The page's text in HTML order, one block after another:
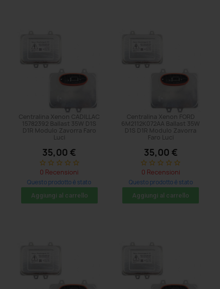
Centralina Xenon CADILLAC
15782392 Ballast 35W D1S
D1R Modulo Zavorra Faro
Luci
35,00 €
star_border star_border star_border star_border star_border
0 Recensioni
Questo prodotto è stato
acquistato: 8 volte
Aggiungi al carrello
Centralina Xenon FORD
6M2112K072AA Ballast 35W
D1S D1R Modulo Zavorra
Faro Luci
35,00 €
star_border star_border star_border star_border star_border
0 Recensioni
Questo prodotto è stato
acquistato: 5 volte
Aggiungi al carrello